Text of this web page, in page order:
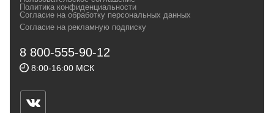
и взыскательных путешественников,
спортсменов и отдыхающих.
Геннадьевич
ИНН 590300057023 ОГРН 304590319000121
ул.Советская, 25, магазин Басег.
Политика конфиденциальности
Согласие на обработку персональных данных
Согласие на рекламную подписку
8 800-555-90-12
8:00-16:00 МСК